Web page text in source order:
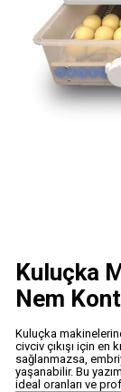
Kuluçka
Nem
Kuluçka
civciv çıkışı için en
sağlanmazsa,
yaşanabilir. Bu
ideal oranları ve